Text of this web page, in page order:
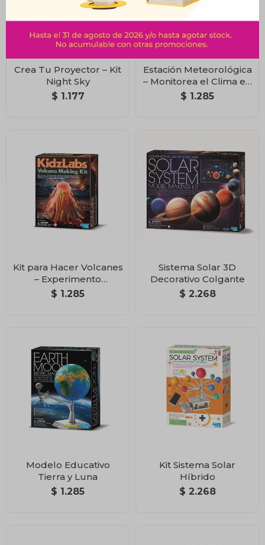
Crea Tu Proyector – Kit
Night Sky
$ 1.177
Estación Meteorológica
– Monitorea el Clima en
Casa
$ 1.285
Kit para Hacer Volcanes
– Experimento
Científico Divertido
$ 1.285
Sistema Solar 3D
Decorativo Colgante
$ 2.268
Modelo Educativo
Tierra y Luna
$ 1.285
Kit Sistema Solar
Híbrido
$ 2.268